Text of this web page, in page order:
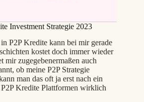
Investment Strategie 2023
P2P Kredite kann bei mir gerade
kostet doch immer wieder
mir zugegebenermaßen auch
ob meine P2P Strategie
man das oft ja erst nach ein
Kredite Plattformen wirklich